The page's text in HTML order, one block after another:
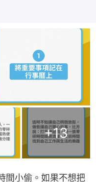
+13
間小偷。如果不想把